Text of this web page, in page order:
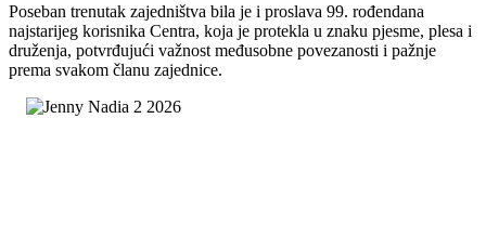
Poseban trenutak zajedništva bila je i proslava 99. rođendana
najstarijeg korisnika Centra, koja je protekla u znaku pjesme, plesa i
druženja, potvrđujući važnost međusobne povezanosti i pažnje
prema svakom članu zajednice.